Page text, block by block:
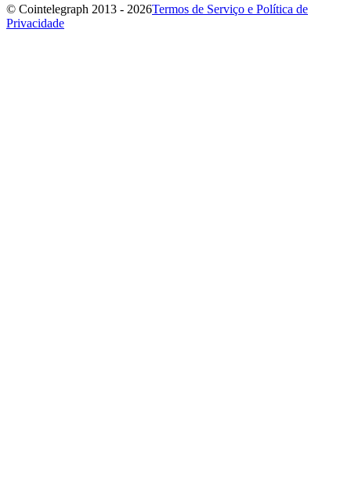
© Cointelegraph 2013 - 2026Termos de Serviço e Política de
Privacidade